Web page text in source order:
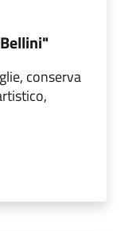
conserva